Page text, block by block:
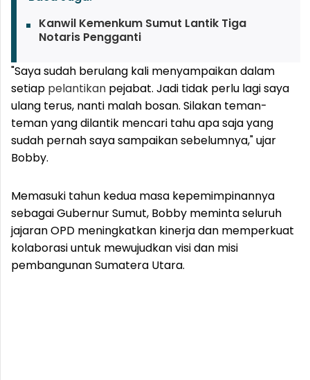
Kanwil Kemenkum Sumut Lantik Tiga
Notaris Pengganti
"Saya sudah berulang kali menyampaikan dalam
setiap pelantikan pejabat. Jadi tidak perlu lagi saya
ulang terus, nanti malah bosan. Silakan teman-
teman yang dilantik mencari tahu apa saja yang
sudah pernah saya sampaikan sebelumnya," ujar
Bobby.
Memasuki tahun kedua masa kepemimpinannya
sebagai Gubernur Sumut, Bobby meminta seluruh
jajaran OPD meningkatkan kinerja dan memperkuat
kolaborasi untuk mewujudkan visi dan misi
pembangunan Sumatera Utara.